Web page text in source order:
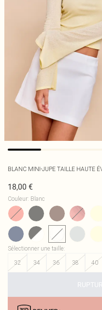
BLANC MINI-JUPE TAILLE HAUTE
18,00 €
Couleur: Blanc
Sélectionner une taille:
32
34 36 38 40